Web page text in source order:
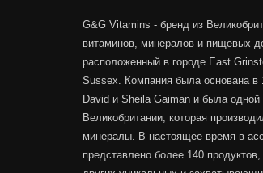
G&G Vitamins - бренд из
витаминов, минералов и пищевых
расположенный в городе East
Sussex. Компания была основана в
David и Sheila Gaiman и была одной
Великобритании, которая
минералы. В настоящее время в
представлено более 140